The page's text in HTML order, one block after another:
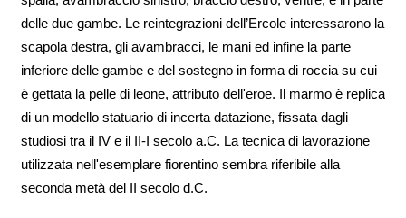
delle due gambe. Le reintegrazioni dell’Ercole interessarono la
scapola destra, gli avambracci, le mani ed infine la parte
inferiore delle gambe e del sostegno in forma di roccia su cui
è gettata la pelle di leone, attributo dell'eroe. Il marmo è replica
di un modello statuario di incerta datazione, fissata dagli
studiosi tra il IV e il II-I secolo a.C. La tecnica di lavorazione
utilizzata nell'esemplare fiorentino sembra riferibile alla
seconda metà del II secolo d.C.